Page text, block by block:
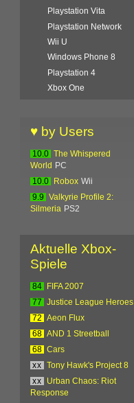
Playstation Vita
Playstation Network
Wii U
Windows Phone 8
Playstation 4
Xbox One
♥ by Users
10.0
The Whispered
World
PC
10.0
Robox Wii
9.9
Valkyrie Profile 2:
Silmeria PS2
Aktuelle Xbox-
Spiele
84
FIFA 2007
77
Justice League Heroes
72
Aeon Flux
68
AND 1 Streetball
68
Cars
xx
Tony Hawk's Project 8
xx
Urban Chaos: Riot
Response